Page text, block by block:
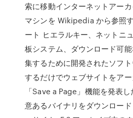
索に移動インターネットアー
マシンを Wikipedia から参照
ート ヒエラルキー、ネットニ
板システム、ダウンロード可
集するために開発されたソフ
するだけでウェブサイトをア
「Save a Page」機能を発表
意あるバイナリをダウンロー